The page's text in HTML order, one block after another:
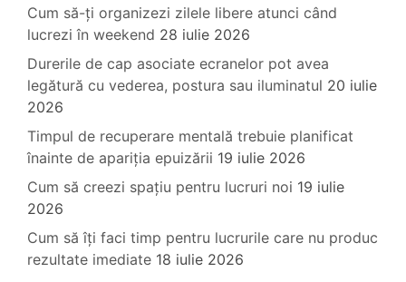
Cum să-ți organizezi zilele libere atunci când
lucrezi în weekend 28 iulie 2026
Durerile de cap asociate ecranelor pot avea
legătură cu vederea, postura sau iluminatul 20 iulie
2026
Timpul de recuperare mentală trebuie planificat
înainte de apariția epuizării 19 iulie 2026
Cum să creezi spațiu pentru lucruri noi 19 iulie
2026
Cum să îți faci timp pentru lucrurile care nu produc
rezultate imediate 18 iulie 2026